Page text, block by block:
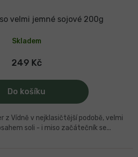
velmi jemné sojové 200g
Skladem
249 Kč
Do košíku
z Vídně v nejklasičtější podobě, velmi
soli - i miso začátečník se...